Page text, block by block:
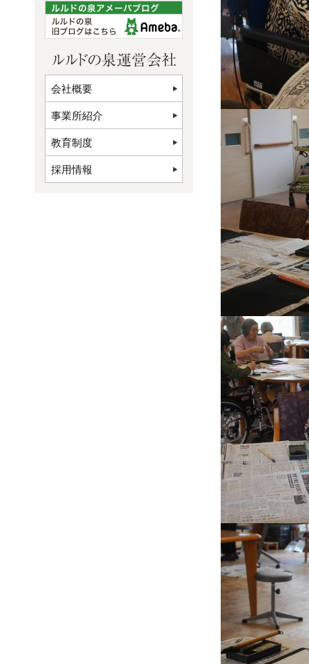
会社概要
事業所紹介
教育制度
採用情報